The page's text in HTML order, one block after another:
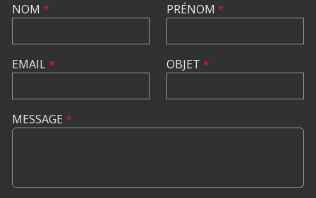
NOM *
EMAIL*
PRÉNOM *
OBJET *
MESSAGE *